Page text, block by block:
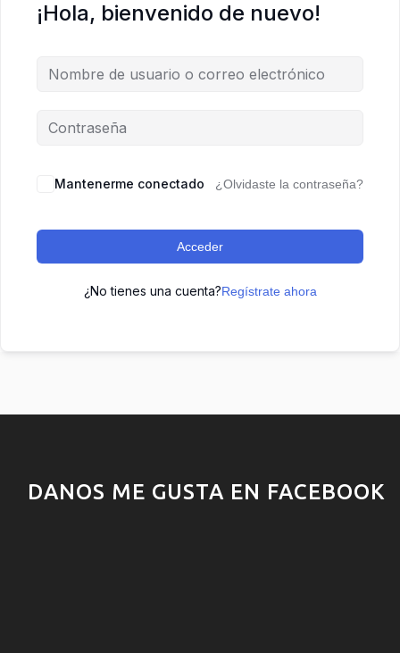
¡Hola, bienvenido de nuevo!
Mantenerme conectado ¿Olvidaste la contraseña?
Acceder
¿No tienes una cuenta?Regístrate ahora
DANOS ME GUSTA EN FACEBOOK